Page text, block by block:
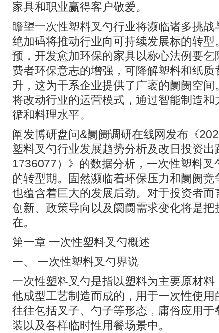
家具和职业赢得客户敬爱。
瞻望一次性塑料叉勺行业将濒临诸多挑
绝加码将推动行业向可持续发展标的转
预，开发愈加环保的家具以称心法例要
费者环保意志的增强，可降解塑料和纸
升，这为干系企业提供了广袤的阛阓空
将改动行业的运营模式，通过智能制造
循和料理水平。
阐发博研盘问&阛阓调研在线网发布《
塑料叉勺行业发展趋势分析及改日投资出
1736077）》的数据分析，一次性塑料叉
的转型期。固然濒临着环保压力和阛阓
也蕴含着巨大的发展后劲。对于投资者
创新、政策导向以及阛阓需求变化将是
在。
第一章 一次性塑料叉勺概述
一、 一次性塑料叉勺界说
一次性塑料叉勺是指以塑料为主要原材
他成型工艺制造而成的，用于一次性使
往往包括叉子、勺子等形态，庸俗应用
装以及各样临时性用餐场景中。